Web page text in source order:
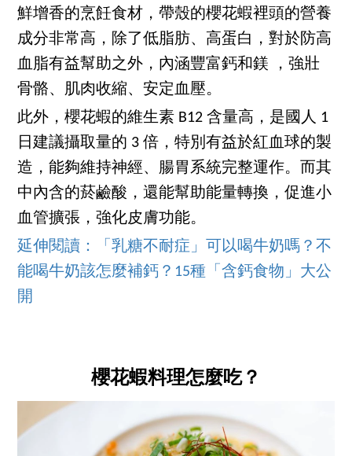
鮮增香的烹飪食材，帶殼的櫻花蝦裡頭的營養
成分非常高，除了低脂肪、高蛋白，對於防高
血脂有益幫助之外，內涵豐富鈣和鎂 ，強壯
骨骼、肌肉收縮、安定血壓。
此外，櫻花蝦的維生素 B12 含量高，是國人 1
日建議攝取量的 3 倍，特別有益於紅血球的製
造，能夠維持神經、腸胃系統完整運作。而其
中內含的菸鹼酸，還能幫助能量轉換，促進小
血管擴張，強化皮膚功能。
延伸閱讀：「乳糖不耐症」可以喝牛奶嗎？不
能喝牛奶該怎麼補鈣？15種「含鈣食物」大公
開
櫻花蝦料理怎麼吃？